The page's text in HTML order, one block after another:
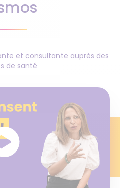
et consultante auprès des
de santé